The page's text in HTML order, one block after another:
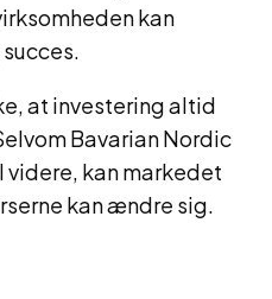
kan
at investering altid
Bavarian Nordic
kan markedet
kan ændre sig.